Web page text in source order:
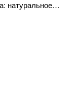
натуральное